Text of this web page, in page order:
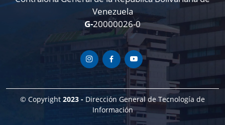
Venezuela
G-20000026-0
© Copyright 2023 - Dirección General de Tecnología de
Información